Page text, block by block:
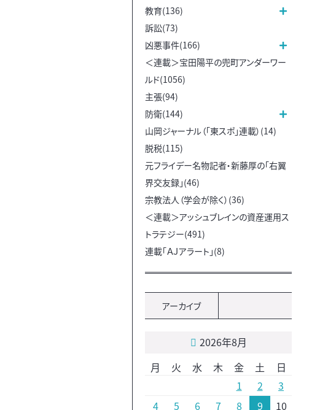
教育(136)
訴訟(73)
凶悪事件(166)
＜連載＞宝田陽平の兜町アンダーワー
ルド(1056)
主張(94)
防衛(144)
山岡ジャーナル（「東スポ」連載）(14)
脱税(115)
元フライデー名物記者・新藤厚の「右翼
界交友録」(46)
宗教法人（学会が除く）(36)
＜連載＞アッシュブレインの資産運用ス
トラテジー(491)
連載「ＡＪアラート」(8)
アーカイブ
2026年8月
月
火 水 木 金 土
日
1
2
3
4
5 6 7 8 9 10